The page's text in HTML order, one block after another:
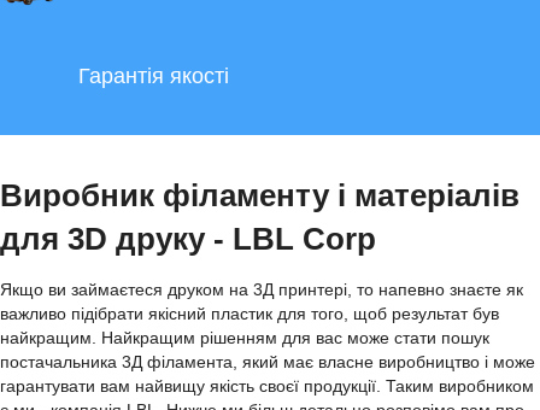
Гарантія якості
Виробник філаменту і матеріалів
для 3D друку - LBL Corp
Якщо ви займаєтеся друком на 3Д принтері, то напевно знаєте як
важливо підібрати якісний пластик для того, щоб результат був
найкращим. Найкращим рішенням для вас може стати пошук
постачальника 3Д філамента, який має власне виробництво і може
гарантувати вам найвищу якість своєї продукції. Таким виробником